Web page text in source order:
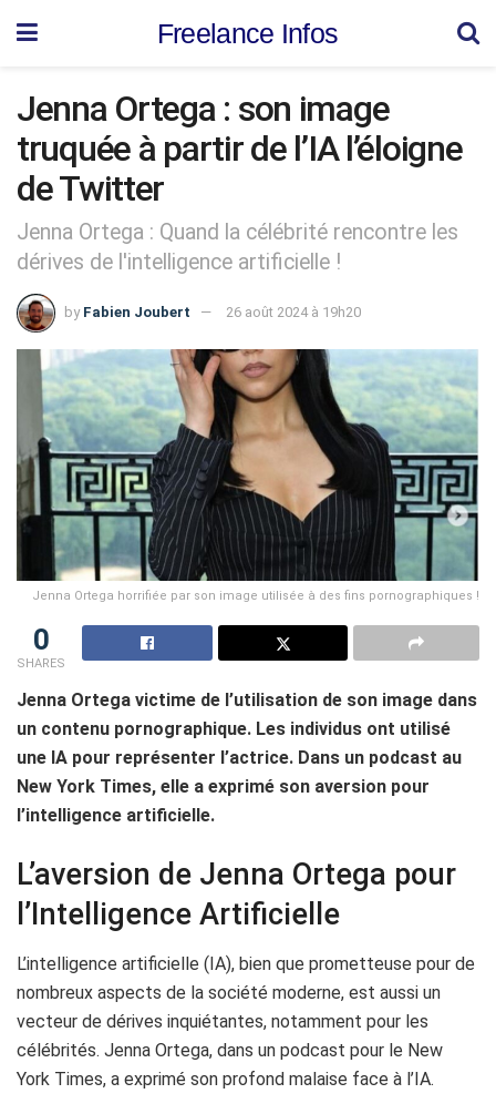
Freelance Infos
Jenna Ortega : son image
truquée à partir de l’IA l’éloigne
de Twitter
Jenna Ortega : Quand la célébrité rencontre les
dérives de l'intelligence artificielle !
by Fabien Joubert 26 août 2024 à 19h20
Jenna Ortega horrifiée par son image utilisée à des fins pornographiques !
0
SHARES
Jenna Ortega victime de l’utilisation de son image dans
un contenu pornographique. Les individus ont utilisé
une IA pour représenter l’actrice. Dans un podcast au
New York Times, elle a exprimé son aversion pour
l’intelligence artificielle.
L’aversion de Jenna Ortega pour
l’Intelligence Artificielle
L’intelligence artificielle (IA), bien que prometteuse pour de
nombreux aspects de la société moderne, est aussi un
vecteur de dérives inquiétantes, notamment pour les
célébrités. Jenna Ortega, dans un podcast pour le New
York Times, a exprimé son profond malaise face à l’IA.